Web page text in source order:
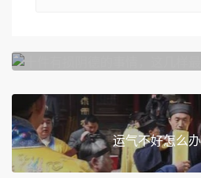
运气不好怎么